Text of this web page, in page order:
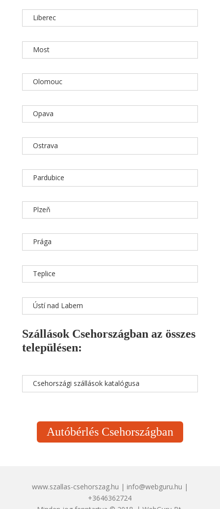
Liberec
Most
Olomouc
Opava
Ostrava
Pardubice
Plzeň
Prága
Teplice
Ústí nad Labem
Szállások Csehországban az összes
településen:
Csehországi szállások katalógusa
Autóbérlés Csehországban
www.szallas-csehorszag.hu | info@webguru.hu |
+3646362724